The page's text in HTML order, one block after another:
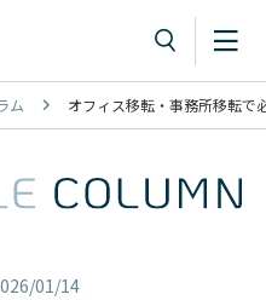
ム オフィス移転・事務所移転で
01/14